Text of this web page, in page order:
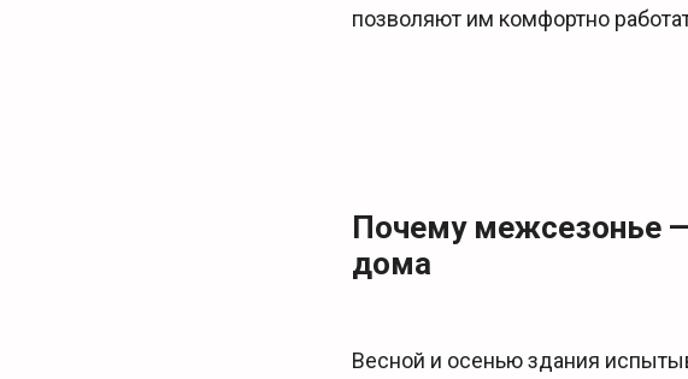
позволяют им комфортно
Почему межсезонье
дома
Весной и осенью здания